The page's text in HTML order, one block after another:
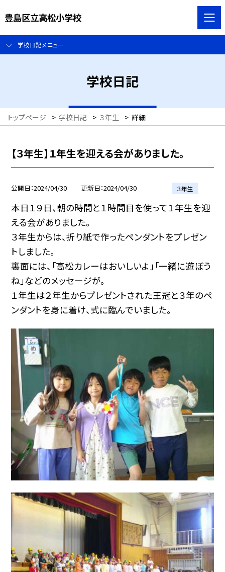
豊島区立高松小学校
学校日記メニュー
学校日記
トップページ > 学校日記 > ３年生 > 詳細
【３年生】１年生を迎える会がありました。
公開日 2024/04/30 更新日 2024/04/30 ３年生
本日１９日、朝の時間と１時間目を使って１年生を迎
える会がありました。
３年生からは、折り紙で作ったペンダントをプレゼン
トしました。
裏面には、「高松カレーはおいしいよ」「一緒に遊ぼう
ね」などのメッセージが。
１年生は２年生からプレゼントされた王冠と３年のペ
ンダントを身に着け、式に臨んでいました。